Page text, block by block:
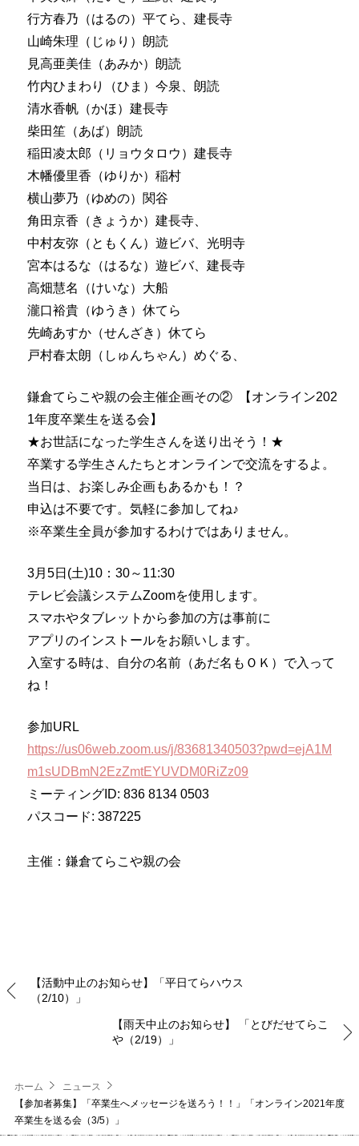
行方春乃（はるの）平てら、建長寺
山崎朱理（じゅり）朗読
見高亜美佳（あみか）朗読
竹内ひまわり（ひま）今泉、朗読
清水香帆（かほ）建長寺
柴田笙（あば）朗読
稲田凌太郎（リョウタロウ）建長寺
木幡優里香（ゆりか）稲村
横山夢乃（ゆめの）関谷
角田京香（きょうか）建長寺、
中村友弥（ともくん）遊ビバ、光明寺
宮本はるな（はるな）遊ビバ、建長寺
高畑慧名（けいな）大船
瀧口裕貴（ゆうき）休てら
先崎あすか（せんざき）休てら
戸村春太朗（しゅんちゃん）めぐる、
鎌倉てらこや親の会主催企画その② 【オンライン202
1年度卒業生を送る会】
★お世話になった学生さんを送り出そう！★
卒業する学生さんたちとオンラインで交流をするよ。
当日は、お楽しみ企画もあるかも！？
申込は不要です。気軽に参加してね♪
※卒業生全員が参加するわけではありません。
3月5日(土)10：30～11:30
テレビ会議システムZoomを使用します。
スマホやタブレットから参加の方は事前に
アプリのインストールをお願いします。
入室する時は、自分の名前（あだ名もＯＫ）で入って
ね！
参加URL
https://us06web.zoom.us/j/83681340503?pwd=ejA1M
m1sUDBmN2EzZmtEYUVDM0RiZz09
ミーティングID: 836 8134 0503
パスコード: 387225
主催：鎌倉てらこや親の会
【活動中止のお知らせ】「平日てらハウス
（2/10）」
【雨天中止のお知らせ】 「とびだせてらこ
や（2/19）」
ホーム
ニュース
【参加者募集】「卒業生へメッセージを送ろう！！」「オンライン2021年度
卒業生を送る会（3/5）」